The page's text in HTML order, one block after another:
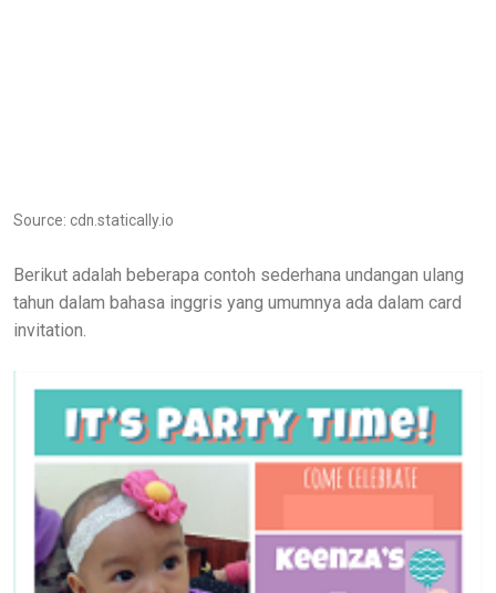
Source: cdn.statically.io
Berikut adalah beberapa contoh sederhana undangan ulang
tahun dalam bahasa inggris yang umumnya ada dalam card
invitation.